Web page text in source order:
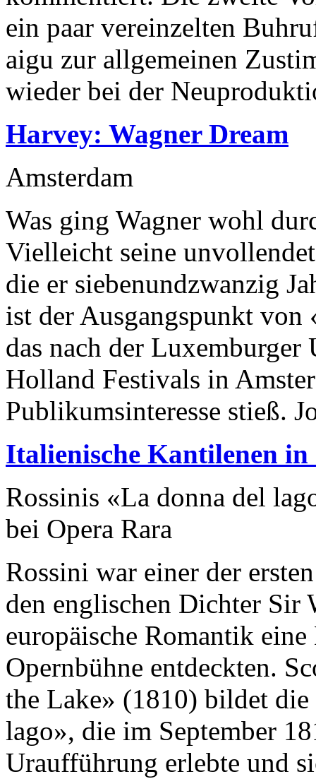
ein paar vereinzelten
aigu zur allgemeinen
wieder bei der
Harvey: Wagner Dream
Amsterdam
Was ging Wagner wohl
Vielleicht seine
die er siebenundzwanzig
ist der Ausgangspunkt von
das nach der
Holland Festivals in
Publikumsinteresse stieß.
Italienische Kantilenen in
Rossinis «La donna del
bei Opera Rara
Rossini war einer der
den englischen Dichter Sir
europäische Romantik
Opernbühne entdeckten.
the Lake» (1810) bildet
lago», die im September
Uraufführung erlebte und